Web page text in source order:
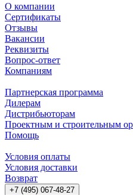
О компании
Сертификаты
Отзывы
Вакансии
Реквизиты
Вопрос-ответ
Компаниям
Партнерская программа
Дилерам
Дистрибьюторам
Проектным и строительным
Помощь
Условия оплаты
Условия доставки
Возврат
+7 (495) 067-48-27